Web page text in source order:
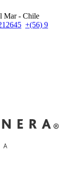
Mar - Chile
+(56) 9